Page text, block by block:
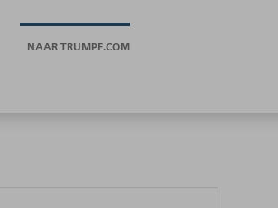
NAAR TRUMPF.COM